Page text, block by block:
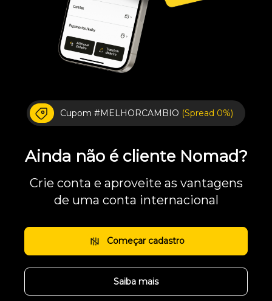
Cupom #MELHORCAMBIO (Spread 0%)
Ainda não é cliente Nomad?
Crie conta e aproveite as vantagens
de uma conta internacional
Começar cadastro
Saiba mais